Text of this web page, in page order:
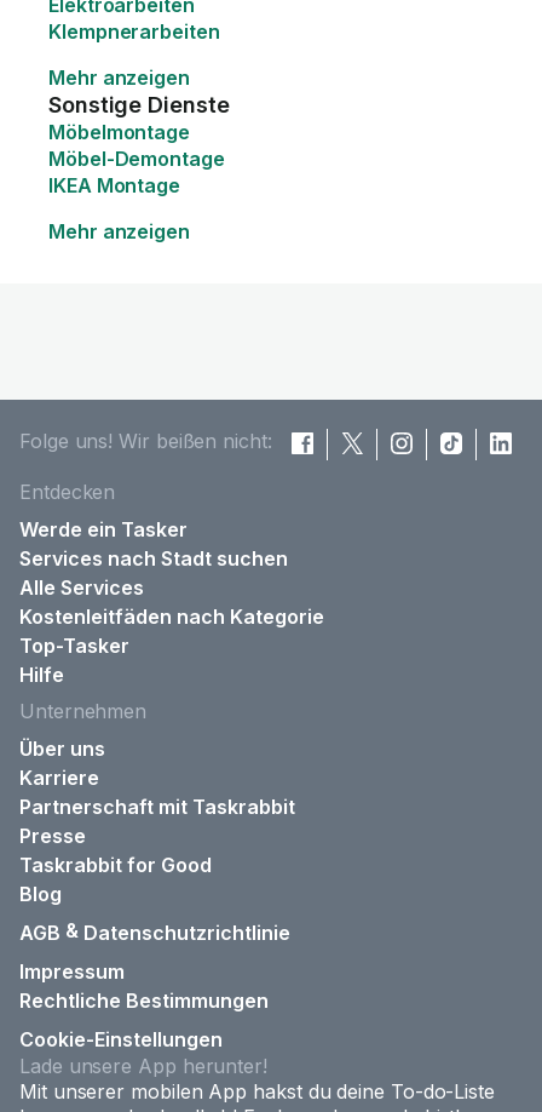
Elektroarbeiten
Klempnerarbeiten
Mehr anzeigen
Sonstige Dienste
Möbelmontage
Möbel-Demontage
IKEA Montage
Mehr anzeigen
Folge uns! Wir beißen nicht:
Entdecken
Werde ein Tasker
Services nach Stadt suchen
Alle Services
Kostenleitfäden nach Kategorie
Top-Tasker
Hilfe
Unternehmen
Über uns
Karriere
Partnerschaft mit Taskrabbit
Presse
Taskrabbit for Good
Blog
AGB & Datenschutzrichtlinie
Impressum
Rechtliche Bestimmungen
Cookie-Einstellungen
Lade unsere App herunter!
Mit unserer mobilen App hakst du deine To-do-Liste